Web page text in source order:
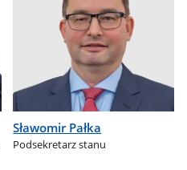
Sławomir Pałka
Podsekretarz stanu